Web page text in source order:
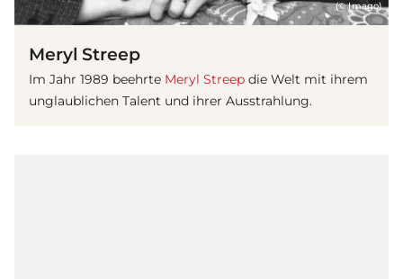
(© Imago)
Meryl Streep
Im Jahr 1989 beehrte Meryl Streep die Welt mit ihrem
unglaublichen Talent und ihrer Ausstrahlung.